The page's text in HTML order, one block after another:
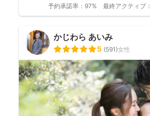
予約承諾率： 97% 最終アクティブ：
かじわら あいみ
5 (591)女性